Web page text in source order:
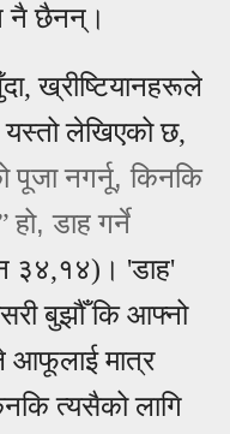
नै छैनन्।
ख्रीष्टियानहरूले
यस्तो लेखिएको छ,
पूजा नगर्नू,किनकि
हो,डाह गर्ने
३४,१४)। 'डाह'
बुझौँ कि आफ्नो
आफूलाई मात्र
त्यसैको लागि